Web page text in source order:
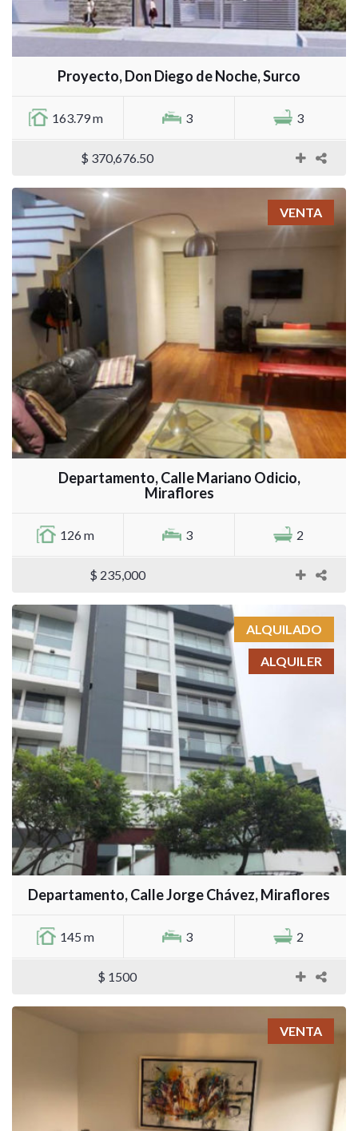
Proyecto, Don Diego de Noche, Surco
163.79 m 3 3
$ 370,676.50
VENTA
Departamento, Calle Mariano Odicio,
Miraflores
126 m 3 2
$ 235,000
ALQUILADO
ALQUILER
Departamento, Calle Jorge Chávez, Miraflores
145 m 3 2
$ 1500
VENTA